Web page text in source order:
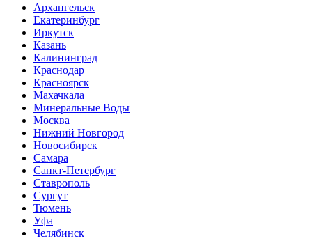
Архангельск
Екатеринбург
Иркутск
Казань
Калининград
Краснодар
Красноярск
Махачкала
Минеральные Воды
Москва
Нижний Новгород
Новосибирск
Самара
Санкт-Петербург
Ставрополь
Сургут
Тюмень
Уфа
Челябинск